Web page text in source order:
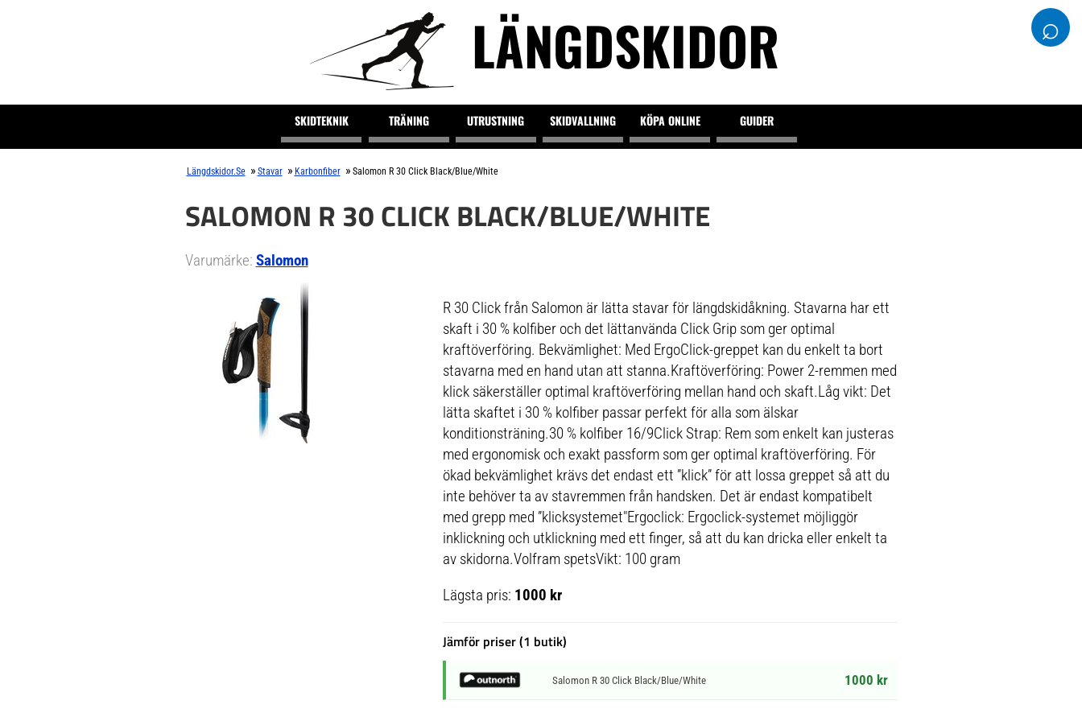
LÄNGDSKIDOR ⌕
SKIDTEKNIK TRÄNING UTRUSTNING SKIDVALLNING KÖPA ONLINE GUIDER
Längdskidor.se » Stavar » Karbonfiber » Salomon R 30 Click Black/Blue/White
SALOMON R 30 CLICK BLACK/BLUE/WHITE
Varumärke: Salomon
R 30 Click från Salomon är lätta stavar för längdskidåkning. Stavarna har ett
skaft i 30 % kolfiber och det lättanvända Click Grip som ger optimal
kraftöverföring. Bekvämlighet: Med ErgoClick-greppet kan du enkelt ta bort
stavarna med en hand utan att stanna.Kraftöverföring: Power 2-remmen med
klick säkerställer optimal kraftöverföring mellan hand och skaft.Låg vikt: Det
lätta skaftet i 30 % kolfiber passar perfekt för alla som älskar
konditionsträning.30 % kolfiber 16/9Click Strap: Rem som enkelt kan justeras
med ergonomisk och exakt passform som ger optimal kraftöverföring. För
ökad bekvämlighet krävs det endast ett ”klick” för att lossa greppet så att du
inte behöver ta av stavremmen från handsken. Det är endast kompatibelt
med grepp med ”klicksystemet"Ergoclick: Ergoclick-systemet möjliggör
inklickning och utklickning med ett finger, så att du kan dricka eller enkelt ta
av skidorna.Volfram spetsVikt: 100 gram
Lägsta pris: 1000 kr
Jämför priser (1 butik)
Salomon R 30 Click Black/Blue/White 1000 kr